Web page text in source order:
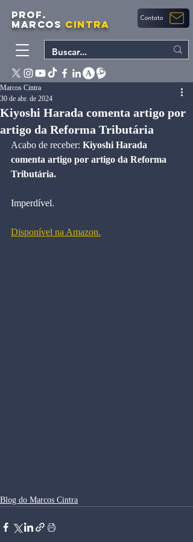
PROF.
MARCOS CINTRA Contato
Kiyoshi Harada comenta artigo por
artigo da Reforma Tributária
Marcos Cintra
30 de abr. de 2024
Acabo de receber: Kiyoshi Harada
comenta artigo por artigo da Reforma
Tributária.
Imperdível.
Disponível na Amazon.
Blog do Marcos Cintra